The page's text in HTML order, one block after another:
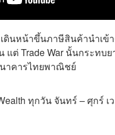
ดินหน้าขึ้นภาษีสินค้านำเข้
ต่ Trade War นั้นกระทบ
นาคารไทยพาณิชย์
ทุกวัน จันทร์ –ศุกร์ เ